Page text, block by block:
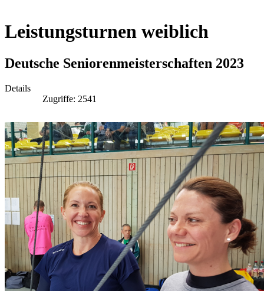
Leistungsturnen weiblich
Deutsche Seniorenmeisterschaften 2023
Details
Zugriffe: 2541